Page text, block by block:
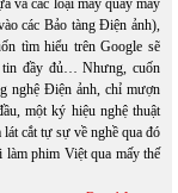
và các loại máy quay máy
các Bảo tàng Điện ảnh),
tìm hiểu trên Google sẽ
tin đầy đủ… Nhưng, cuốn
nghệ Điện ảnh, chỉ mượn
một ký hiệu nghệ thuật
cắt tự sự về nghề qua đó
phim Việt qua mấy thế